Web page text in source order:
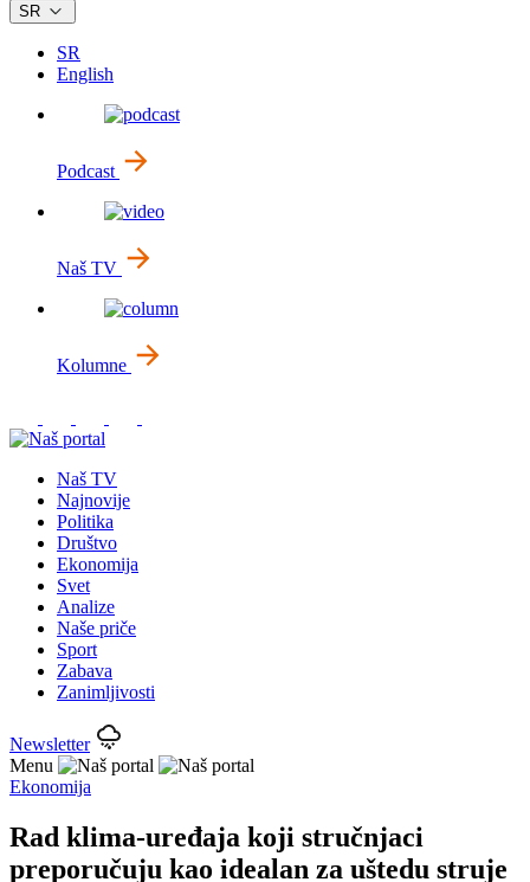
SR
SR
English
Podcast
Naš TV
Kolumne
Naš TV
Najnovije
Politika
Društvo
Ekonomija
Svet
Analize
Naše priče
Sport
Zabava
Zanimljivosti
Newsletter
Menu
Ekonomija
Rad klima-uređaja koji stručnjaci
preporučuju kao idealan za uštedu struje